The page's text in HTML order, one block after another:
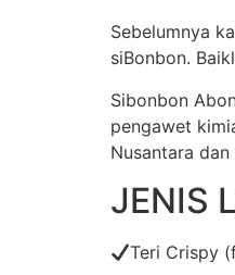
Sebelumnya
siBonbon.
Sibonbon
pengawet
Nusantara
JENIS
Teri Crispy